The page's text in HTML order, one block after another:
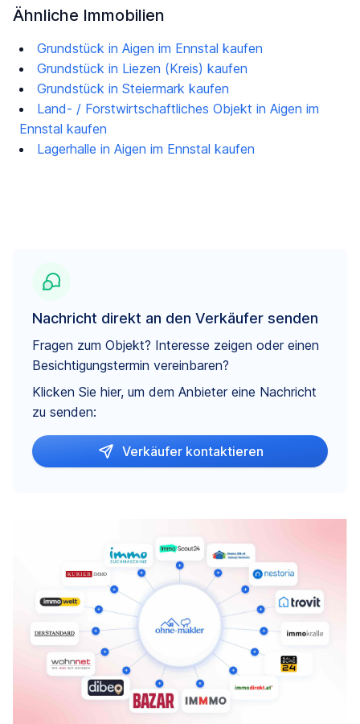
Ähnliche Immobilien
Grundstück in Aigen im Ennstal kaufen
Grundstück in Liezen (Kreis) kaufen
Grundstück in Steiermark kaufen
Land- / Forstwirtschaftliches Objekt in Aigen im
Ennstal kaufen
Lagerhalle in Aigen im Ennstal kaufen
Nachricht direkt an den Verkäufer senden
Fragen zum Objekt? Interesse zeigen oder einen
Besichtigungstermin vereinbaren?
Klicken Sie hier, um dem Anbieter eine Nachricht
zu senden:
Verkäufer kontaktieren